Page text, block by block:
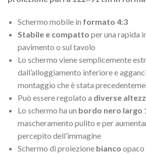
Schermo mobile in formato 4:3
Stabile e compatto per una rapida
pavimento o sul tavolo
Lo schermo viene semplicemente
dall’alloggiamento inferiore e
montaggio che è stata
Può essere regolato a diverse
Lo schermo ha un bordo nero largo
mascheramento pulito e per
percepito dell’immagine
Schermo di proiezione bianco opaco